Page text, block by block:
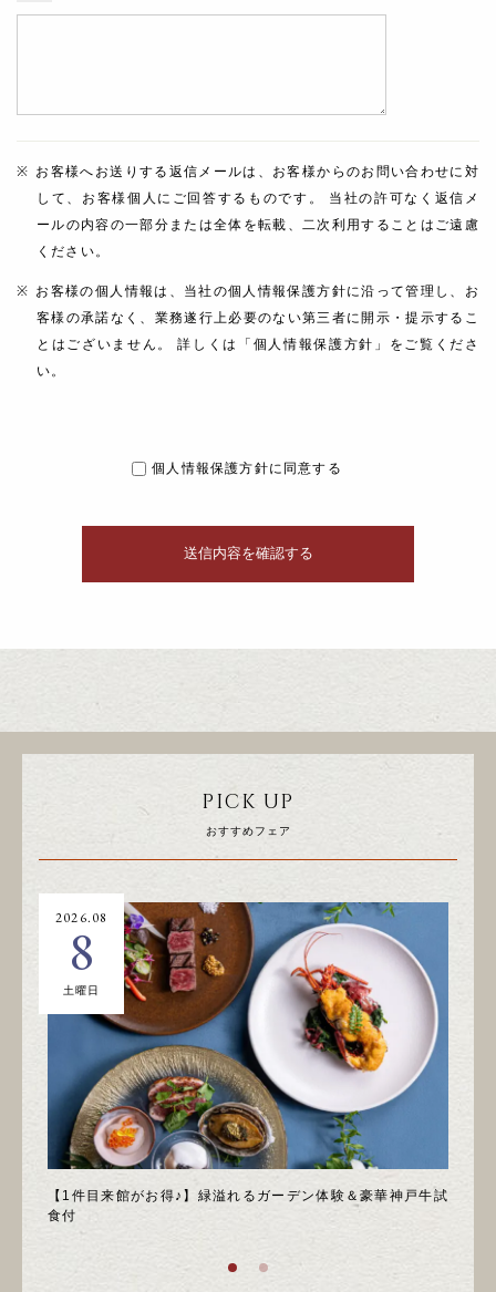
お客様へお送りする返信メールは、お客様からのお問い合わせに対
して、お客様個人にご回答するものです。 当社の許可なく返信メ
ールの内容の一部分または全体を転載、二次利用することはご遠慮
ください。
お客様の個人情報は、当社の個人情報保護方針に沿って管理し、お
客様の承諾なく、業務遂行上必要のない第三者に開示・提示するこ
とはございません。 詳しくは「個人情報保護方針」をご覧くださ
い。
個人情報保護方針に同意する
PICK UP
おすすめフェア
【1件目来館がお得♪】緑溢れるガーデン体験＆豪華神戸牛試
食付
2026.08
8
土曜日